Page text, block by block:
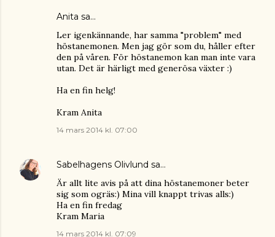
Anita sa…
Ler igenkännande, har samma "problem" med
höstanemonen. Men jag gör som du, håller efter
den på våren. För höstanemon kan man inte vara
utan. Det är härligt med generösa växter :)
Ha en fin helg!
Kram Anita
14 mars 2014 kl. 07:00
Sabelhagens Olivlund sa…
Är allt lite avis på att dina höstanemoner beter
sig som ogräs:) Mina vill knappt trivas alls:)
Ha en fin fredag
Kram Maria
14 mars 2014 kl. 07:09